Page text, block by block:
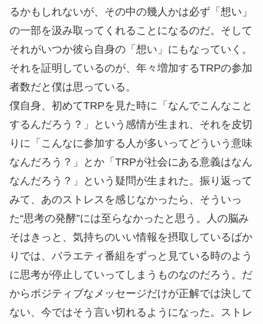
るかもしれないが、その中の幾人かは必ず「想い」
の一部を汲み取ってくれることになるのだ。そして
それがいつか彼ら自身の「想い」にもなっていく。
それを証明しているのが、年々増加するTRPの参加
者数だと僕は思っている。
僕自身、初めてTRPを見た時に「なんでこんなこと
するんだろう？」という感情が生まれ、それを皮切
りに「こんなに参加する人が多いってどういう意味
なんだろう？」とか「TRPが社会にある意義はなん
なんだろう？」という疑問が生まれた。振り返って
みて、あのストレスを感じなかったら、そういっ
た“思考の発酵”には至らなかったと思う。人の脳み
そはきっと、気持ちのいい情報を摂取しているばか
りでは、バラエティ番組をずっと見ている時のよう
に思考が停止していってしまうものなのだろう。だ
からポジティブなメッセージだけが正解では決して
ない、今ではそう言い切れるようになった。ストレ